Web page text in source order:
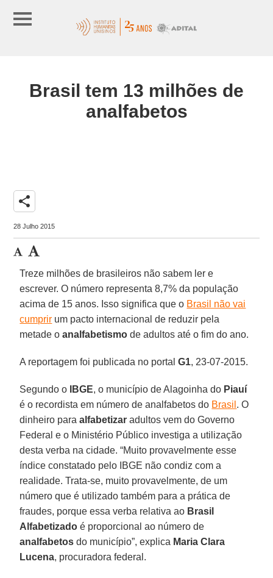
Brasil tem 13 milhões de
analfabetos
share
28 Julho 2015
Treze milhões de brasileiros não sabem ler e
escrever. O número representa 8,7% da população
acima de 15 anos. Isso significa que o Brasil não vai
cumprir um pacto internacional de reduzir pela
metade oanalfabetismo de adultos até o fim do ano.
A reportagem foi publicada no portalG1, 23-07-2015.
Segundo o IBGE, o município de Alagoinha do Piauí
é o recordista em número de analfabetos do Brasil . O
dinheiro paraalfabetizar adultos vem do Governo
Federal e o Ministério Público investiga a utilização
desta verba na cidade. “Muito provavelmente esse
índice constatado pelo IBGE não condiz com a
realidade. Trata-se, muito provavelmente, de um
número que é utilizado também para a prática de
fraudes, porque essa verba relativa ao Brasil
Alfabetizado é proporcional ao número de
analfabetos do município”, explica Maria Clara
Lucena, procuradora federal.